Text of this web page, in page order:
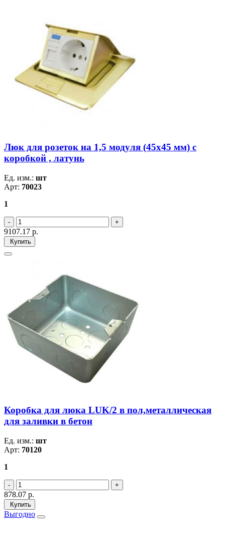
Люк для розеток на 1,5 модуля (45х45 мм) с
коробкой , латунь
Ед. изм.: шт
Арт: 70023
1
9107.17 р.
Купить
Коробка для люка LUK/2 в пол,металлическая
для заливки в бетон
Ед. изм.: шт
Арт: 70120
1
878.07 р.
Купить
Выгодно